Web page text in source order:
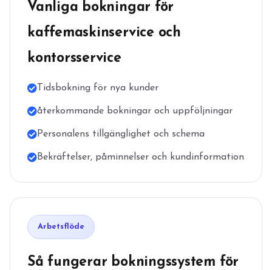
Vanliga bokningar för
kaffemaskinservice och
kontorsservice
Tidsbokning för nya kunder
återkommande bokningar och uppföljningar
Personalens tillgänglighet och schema
Bekräftelser, påminnelser och kundinformation
Arbetsflöde
Så fungerar bokningssystem för